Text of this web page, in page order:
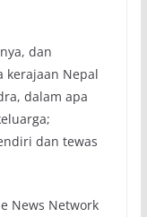
dan
kerajaan Nepal
dalam apa
dan tewas
News Network